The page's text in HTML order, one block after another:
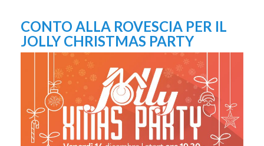
CONTO ALLA ROVESCIA PER IL
JOLLY CHRISTMAS PARTY